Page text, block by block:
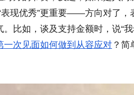
表现优秀”更重要——方向对了
。比如，谈及支持金额时，说“
一次见面如何做到从容应对 ？